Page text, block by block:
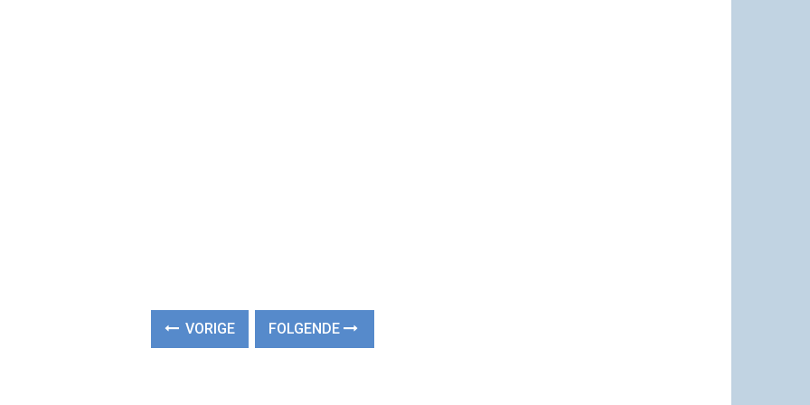
VORIGE FOLGENDE